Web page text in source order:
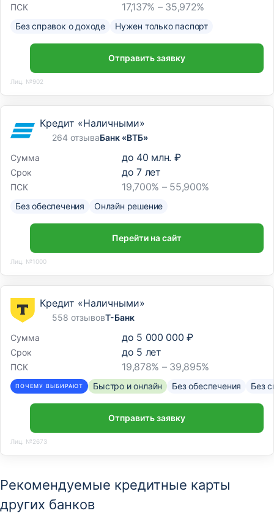
ПСК 17,137% – 35,972%
Без справок о доходе Нужен только паспорт
Отправить заявку
Лиц. №902
Кредит «Наличными»
264 отзываБанк «ВТБ»
Сумма
до 40 млн. ₽
Срок до7лет
ПСК 19,700% – 55,900%
Без обеспечения Онлайн решение
Перейти на сайт
Лиц. №1000
Кредит «Наличными»
558 отзывовТ-Банк
Сумма
до 5 000 000 ₽
Срок до 5 лет
ПСК 19,878% – 39,895%
ПОЧЕМУ ВЫБИРАЮТ Быстро и онлайн Без обеспечения Без
Отправить заявку
Лиц. №2673
Рекомендуемые кредитные карты
других банков